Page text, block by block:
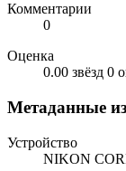
Комментарии
0
Оценка
0.00 звёзд 0
Метаданные
Устройство
NIKON